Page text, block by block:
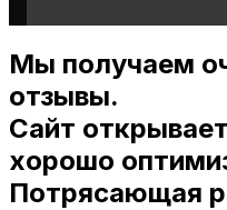
Мы получаем
отзывы.
Сайт
хорошо
Потрясающая